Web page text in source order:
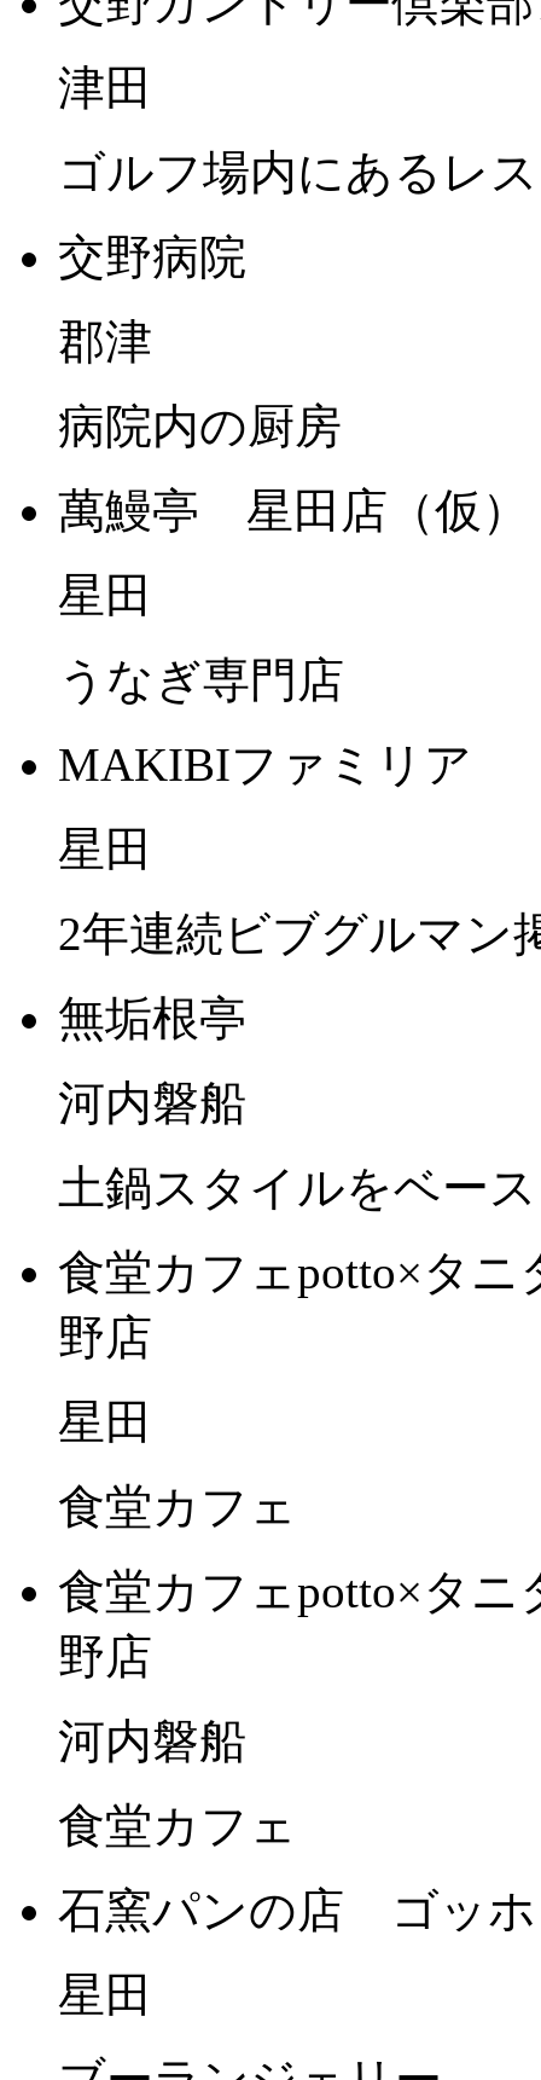
津田
ゴルフ場内にあるレ
交野病院
郡津
病院内の厨房
萬鰻亭 星田店（仮）
星田
うなぎ専門店
MAKIBIファミリア
星田
2年連続ビブグルマン
無垢根亭
河内磐船
土鍋スタイルをベー
食堂カフェpotto×タ
野店
星田
食堂カフェ
食堂カフェpotto×タ
野店
河内磐船
食堂カフェ
石窯パンの店 ゴッ
星田